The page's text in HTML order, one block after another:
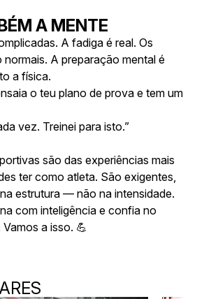
A MENTE
A fadiga é real. Os
A preparação mental é
a física.
o teu plano de prova e tem um
vez. Treinei para isto.”
são das experiências mais
ter como atleta. São exigentes,
estrutura — não na intensidade.
com inteligência e confia no
a isso. 💪